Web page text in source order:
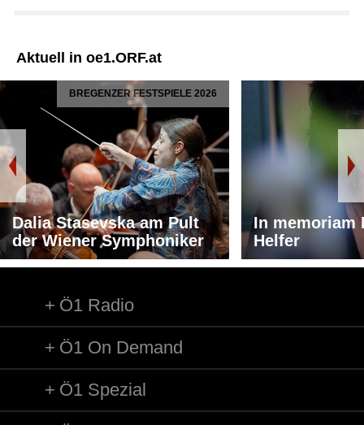
Aktuell in oe1.ORF.at
BREGENZER FESTSPIELE 2026
Dalia Stasevska am Pult
der Wiener Symphoniker
In memoriam
Helfer
Ö1 Radio
Ö1 On Demand
Ö1 Spezial